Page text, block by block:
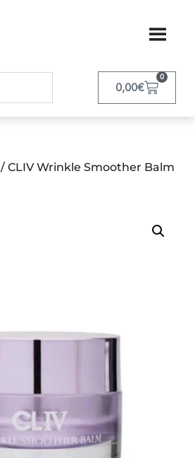
0,00€
0
/ CLIV Wrinkle Smoother Balm